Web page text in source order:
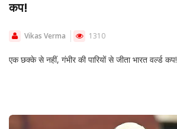
कप!
Vikas Verma 1310
एक छक्के से नहीं, गंभीर की पारियों से जीता भारत वर्ल्ड कप!